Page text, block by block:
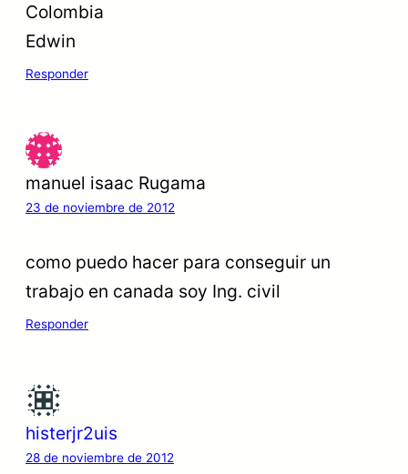
Colombia
Edwin
Responder
manuel isaac Rugama
23 de noviembre de 2012
como puedo hacer para conseguir un
trabajo en canada soy Ing. civil
Responder
histerjr2uis
28 de noviembre de 2012